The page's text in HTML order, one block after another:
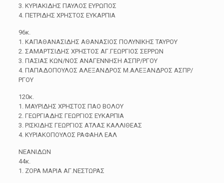
3. ΚΥΡΙΑΚΙΔΗΣ ΠΑΥΛΟΣ ΕΥΡΩΠΟΣ
4. ΠΕΤΡΙΔΗΣ ΧΡΗΣΤΟΣ ΕΥΚΑΡΠΙΑ
96κ.
1. ΚΑΠΑΘΑΝΑΣΙΔΗΣ ΑΘΑΝΑΣΙΟΣ ΠΟΛΥΝΙΚΗΣ ΤΑΥΡΟΥ
2. ΣΑΜΑΡΤΣΙΔΗΣ ΧΡΗΣΤΟΣ ΑΓ.ΓΕΩΡΓΙΟΣ ΣΕΡΡΩΝ
3. ΠΑΣΙΑΣ ΚΩΝ/ΝΟΣ ΑΝΑΓΕΝΝΗΣΗ ΑΣΠΡ/ΡΓΟΥ
4. ΠΑΠΑΔΟΠΟΥΛΟΣ ΑΛΕΞΑΝΔΡΟΣ Μ.ΑΛΕΞΑΝΔΡΟΣ ΑΣΠΡ/
ΡΓΟΥ
120κ.
1. ΜΑΥΡΙΔΗΣ ΧΡΗΣΤΟΣ ΠΑΟ ΒΟΛΟΥ
2. ΓΕΩΡΓΙΑΔΗΣ ΓΕΩΡΓΙΟΣ ΕΥΚΑΡΠΙΑ
3. ΡΙΣΚΙΔΗΣ ΓΕΩΡΓΙΟΣ ΑΤΛΑΣ ΚΑΛΛΙΘΕΑΣ
4. ΚΥΡΙΑΚΟΠΟΥΛΟΣ ΡΑΦΑΗΛ ΕΑΛ
ΝΕΑΝΙΔΩΝ
44κ.
1. ΖΟΡΑ ΜΑΡΙΑ ΑΓ.ΝΕΣΤΩΡΑΣ